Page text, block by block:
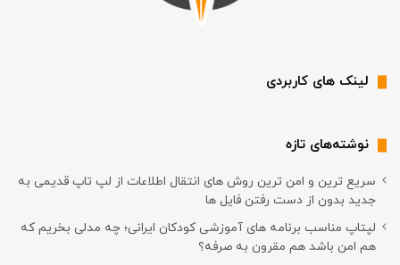
لینک های کاربردی
نوشته‌های تازه
سریع ترین و امن ترین روش های انتقال اطلاعات از لپ تاپ قدیمی به
جدید بدون از دست رفتن فایل ها
لپتاپ مناسب برنامه های آموزشی کودکان ایرانی؛ چه مدلی بخریم که
هم امن باشد هم مقرون به صرفه؟